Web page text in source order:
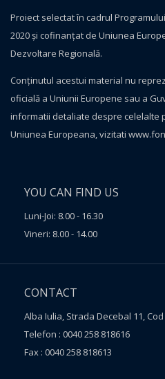
Proiect selectat în cadrul
2020 și cofinanțat de Uniunea
Dezvoltare Regională.
Conţinutul acestui material nu
oficială a Uniunii Europene sau a
informatii detaliate despre celelalte
Uniunea Europeana, vizitati
YOU CAN FIND US
Luni-Joi: 8.00 - 16.30
Vineri: 8.00 - 14.00
CONTACT
Alba Iulia, Strada Decebal 11,
Telefon : 0040 258 818616
Fax : 0040 258 818613